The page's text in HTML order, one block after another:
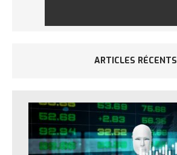
ARTICLES RÉCENTS